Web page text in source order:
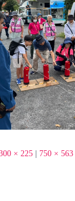
× 225 | 750 × 563